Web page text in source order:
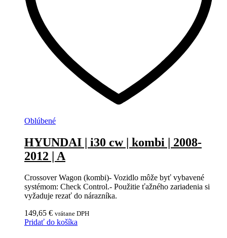
Oblúbené
HYUNDAI | i30 cw | kombi | 2008-
2012 | A
Crossover Wagon (kombi)- Vozidlo môže byť vybavené
systémom: Check Control.- Použitie ťažného zariadenia si
vyžaduje rezať do nárazníka.
149,65 € vrátane DPH
Pridať do košíka